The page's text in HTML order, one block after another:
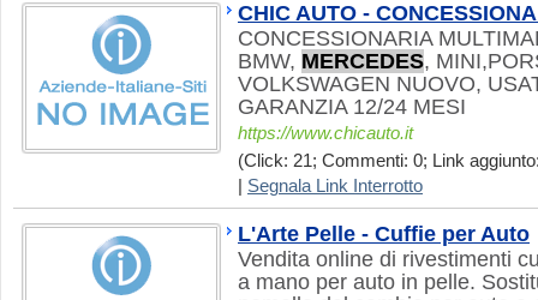
CHIC AUTO -
CONCESSIONARIA
BMW, MERCEDES,
VOLKSWAGEN NUOVO,
GARANZIA 12/24 MESI
https://www.chicauto.it
(Click: 21; Commenti: 0; Link
Segnala Link Interrotto
L'Arte Pelle - Cuffie per Auto
Vendita online di rivestimenti
a mano per auto in pelle.